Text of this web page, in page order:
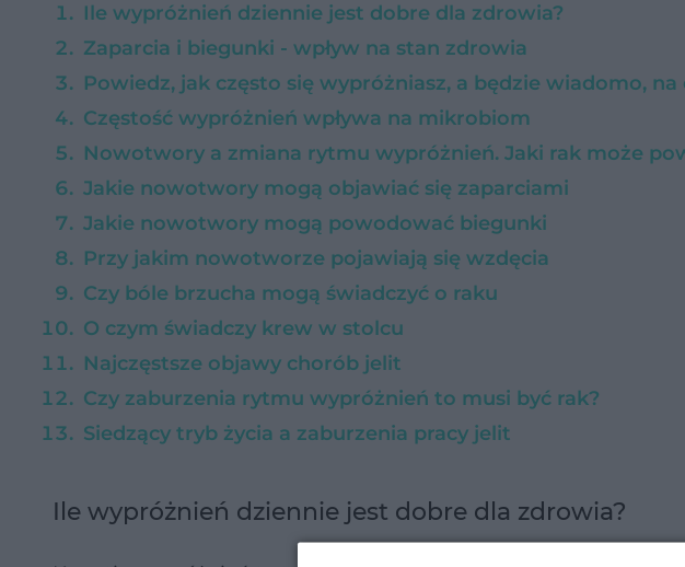
Ile wypróżnień dziennie jest dobre dla zdrowia?
Zaparcia i biegunki - wpływ na stan zdrowia
Powiedz, jak często się wypróżniasz, a będzie wiadomo, na
Częstość wypróżnień wpływa na mikrobiom
Nowotwory a zmiana rytmu wypróżnień. Jaki rak może
Jakie nowotwory mogą objawiać się zaparciami
Jakie nowotwory mogą powodować biegunki
Przy jakim nowotworze pojawiają się wzdęcia
Czy bóle brzucha mogą świadczyć o raku
O czym świadczy krew w stolcu
Najczęstsze objawy chorób jelit
Czy zaburzenia rytmu wypróżnień to musi być rak?
Siedzący tryb życia a zaburzenia pracy jelit
Ile wypróżnień dziennie jest dobre dla zdrowia?